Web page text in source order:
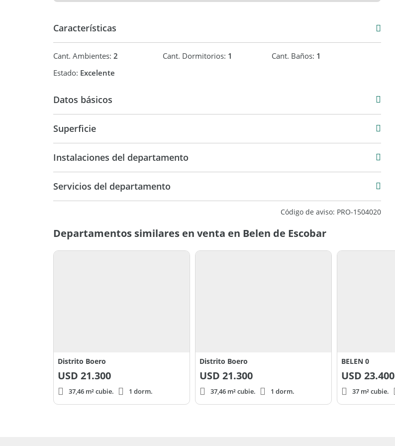
Características
Cant. Ambientes: 2 Cant. Dormitorios: 1 Cant. Baños: 1
Estado: Excelente
Datos básicos
Superficie
Instalaciones del departamento
Servicios del departamento
Código de aviso: PRO-1504020
Departamentos similares en venta en Belen de Escobar
Distrito Boero
USD 21.300
37,46 m² cubie. 1 dorm.
Distrito Boero
USD 21.300
37,46 m² cubie. 1 dorm.
BELEN 0
USD 23.400
37 m² cubie.